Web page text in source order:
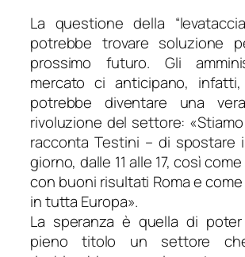
La questione della
potrebbe trovare soluzione
prossimo futuro. Gli
mercato ci anticipano,
potrebbe diventare una
rivoluzione del settore: «
racconta Testini – di spostare
giorno, dalle 11 alle 17, così
con buoni risultati Roma e
in tutta Europa».
La speranza è quella di
pieno titolo un settore